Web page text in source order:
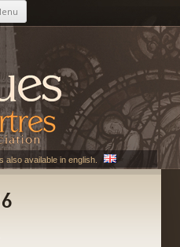
Aller au contenu principal
also available in english.